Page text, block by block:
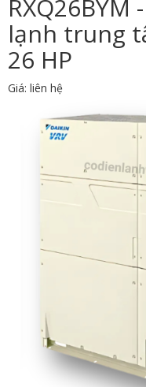
lạnh trung
26 HP
Giá: liên hệ